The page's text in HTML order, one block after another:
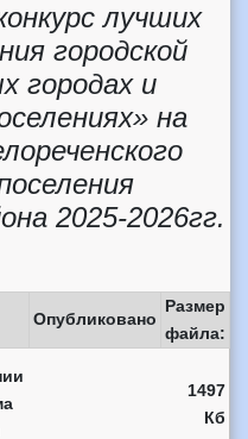
лучших
городской
городах и
на
2025-2026гг.
Опубликовано
Размер
файла:
1497
Кб